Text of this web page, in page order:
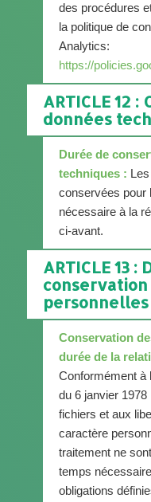
des procédures
la politique de
Analytics:
https://
ARTICLE 12
données
Durée de
techniques :
conservées pour
nécessaire à la
ci-avant.
ARTICLE 13 :
personnelles
Conservation
durée de la
Conformément à
du 6 janvier 1978
fichiers et aux
caractère
traitement ne
temps
obligations